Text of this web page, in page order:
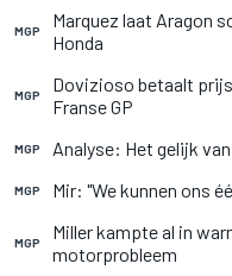
MGP
Marquez laat Aragon
Honda
MGP
Dovizioso betaalt prijs
Franse GP
MGP Analyse: Het gelijk
MGP Mir: "We kunnen ons
MGP
Miller kampte al in
motorprobleem